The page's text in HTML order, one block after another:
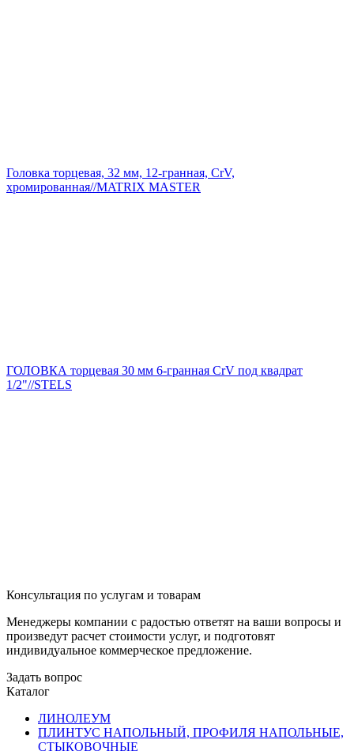
Головка торцевая, 32 мм, 12-гранная, CrV,
хромированная//MATRIX MASTER
ГОЛОВКА торцевая 30 мм 6-гранная CrV под квадрат
1/2"//STELS
Консультация по услугам и товарам
Менеджеры компании с радостью ответят на ваши вопросы и
произведут расчет стоимости услуг, и подготовят
индивидуальное коммерческое предложение.
Задать вопрос
Каталог
ЛИНОЛЕУМ
ПЛИНТУС НАПОЛЬНЫЙ, ПРОФИЛЯ НАПОЛЬНЫЕ,
СТЫКОВОЧНЫЕ